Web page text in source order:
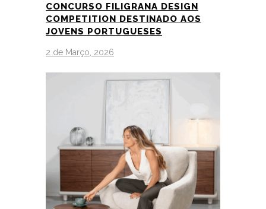
CONCURSO FILIGRANA DESIGN
COMPETITION DESTINADO AOS
JOVENS PORTUGUESES
2 de Março, 2026